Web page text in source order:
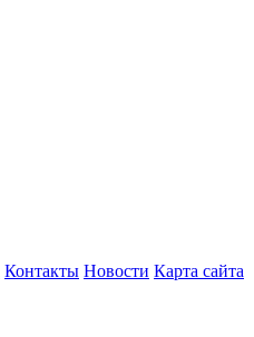
Контакты Новости Карта сайта